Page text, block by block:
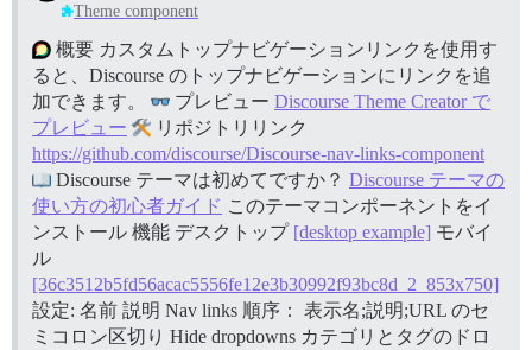
Theme component
概要 カスタムトップナビゲーションリンクを使用す
ると、Discourse のトップナビゲーションにリンクを追
加できます。
プレビュー Discourse Theme Creator で
プレビュー
リポジトリリンク
https://github.com/discourse/Discourse-nav-links-component
Discourse テーマは初めてですか？ Discourse テーマの
使い方の初心者ガイド このテーマコンポーネントをイ
ンストール 機能 デスクトップ [desktop example] モバイ
ル
[36c3512b5fd56acac5556fe12e3b30992f93bc8d_2_853x750]
設定: 名前 説明 Nav links 順序： 表示名;説明;URL のセ
ミコロン区切り Hide dropdowns カテゴリとタグのドロ